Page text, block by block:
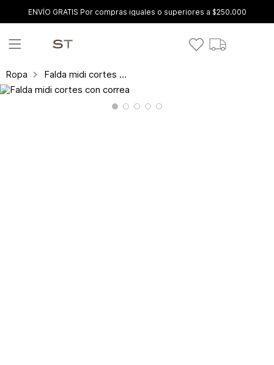
ENVÍO GRATIS Por compras iguales o superiores a $250.000
Ropa Falda midi cortes con correa